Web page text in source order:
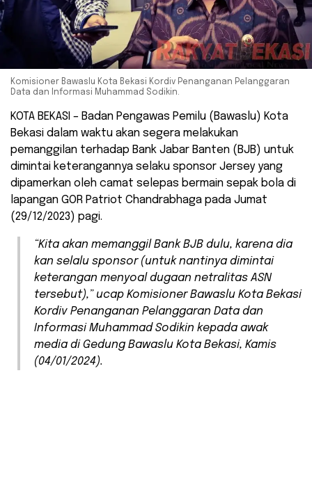
Komisioner Bawaslu Kota Bekasi Kordiv Penanganan Pelanggaran
Data dan Informasi Muhammad Sodikin.
KOTA BEKASI – Badan Pengawas Pemilu (Bawaslu) Kota
Bekasi dalam waktu akan segera melakukan
pemanggilan terhadap Bank Jabar Banten (BJB) untuk
dimintai keterangannya selaku sponsor Jersey yang
dipamerkan oleh camat selepas bermain sepak bola di
lapangan GOR Patriot Chandrabhaga pada Jumat
(29/12/2023) pagi.
“Kita akan memanggil Bank BJB dulu, karena dia
kan selalu sponsor (untuk nantinya dimintai
keterangan menyoal dugaan netralitas ASN
tersebut),” ucap Komisioner Bawaslu Kota Bekasi
Kordiv Penanganan Pelanggaran Data dan
Informasi Muhammad Sodikin kepada awak
media di Gedung Bawaslu Kota Bekasi, Kamis
(04/01/2024).